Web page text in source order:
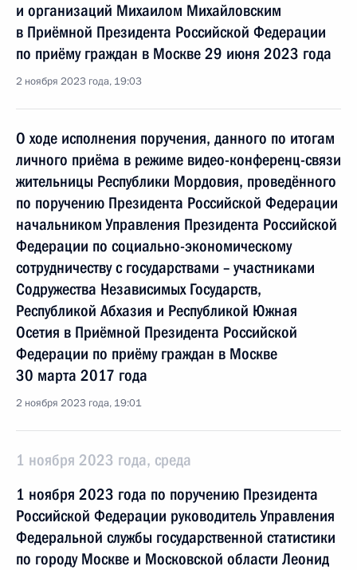
и организаций Михаилом Михайловским
в Приёмной Президента Российской Федерации
по приёму граждан в Москве 29 июня 2023 года
2 ноября 2023 года, 19:03
О ходе исполнения поручения, данного по итогам
личного приёма в режиме видео-конференц-связи
жительницы Республики Мордовия, проведённого
по поручению Президента Российской Федерации
начальником Управления Президента Российской
Федерации по социально-экономическому
сотрудничеству с государствами – участниками
Содружества Независимых Государств,
Республикой Абхазия и Республикой Южная
Осетия в Приёмной Президента Российской
Федерации по приёму граждан в Москве
30 марта 2017 года
2 ноября 2023 года, 19:01
1 ноября 2023 года, среда
1 ноября 2023 года по поручению Президента
Российской Федерации руководитель Управления
Федеральной службы государственной статистики
по городу Москве и Московской области Леонид